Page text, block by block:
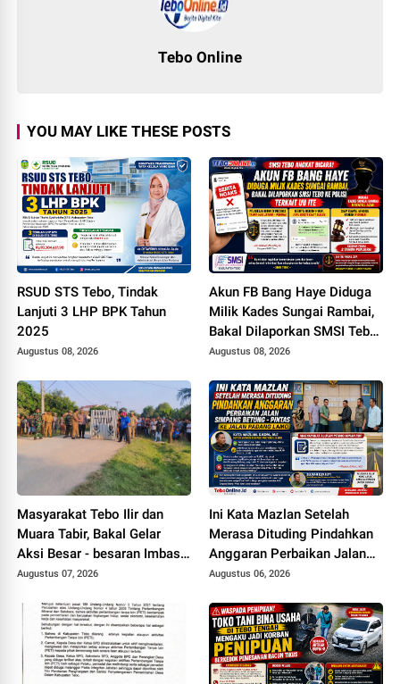
Tebo Online
YOU MAY LIKE THESE POSTS
RSUD STS Tebo, Tindak
Lanjuti 3 LHP BPK Tahun
2025
Augustus 08, 2026
Akun FB Bang Haye Diduga
Milik Kades Sungai Rambai,
Bakal Dilaporkan SMSI Tebo
ke Polisi Terkait UU ITE
Augustus 08, 2026
Masyarakat Tebo Ilir dan
Muara Tabir, Bakal Gelar
Aksi Besar - besaran Imbas
Jalan Simpang Betung -
2027
Augustus 07, 2026
Ini Kata Mazlan Setelah
Merasa Dituding Pindahkan
Anggaran Perbaikan Jalan
Simpang Betung - Pintas ke
Augustus 06, 2026